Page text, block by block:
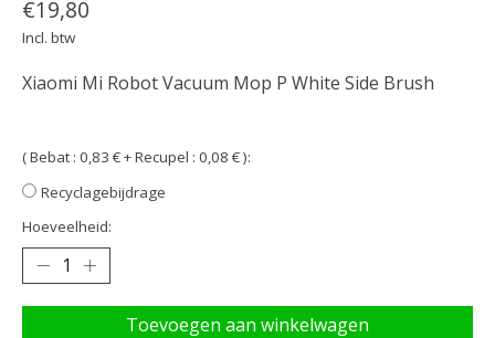
€19,80
Incl. btw
Xiaomi Mi Robot Vacuum Mop P White Side Brush
( Bebat : 0,83 € + Recupel : 0,08 € ):
Recyclagebijdrage
Hoeveelheid:
Toevoegen aan winkelwagen